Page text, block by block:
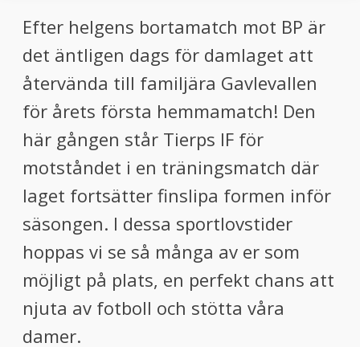
Efter helgens bortamatch mot BP är
det äntligen dags för damlaget att
återvända till familjära Gavlevallen
för årets första hemmamatch! Den
här gången står Tierps IF för
motståndet i en träningsmatch där
laget fortsätter finslipa formen inför
säsongen. I dessa sportlovstider
hoppas vi se så många av er som
möjligt på plats, en perfekt chans att
njuta av fotboll och stötta våra
damer.